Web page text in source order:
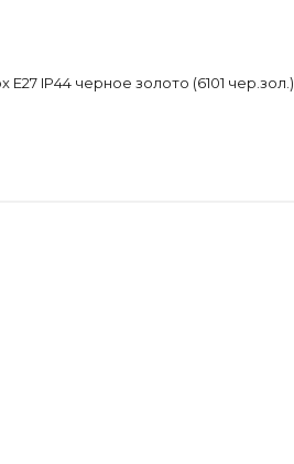
IP44 черное золото (6101 чер.зол.)